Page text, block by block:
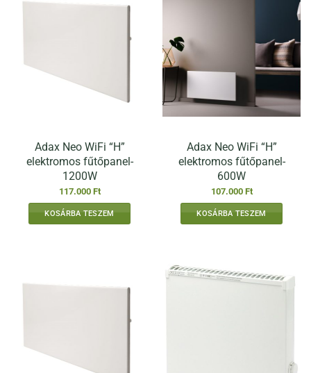
Adax Neo WiFi “H”
elektromos fűtőpanel-
1200W
117.000 Ft
KOSÁRBA TESZEM
Adax Neo WiFi “H”
elektromos fűtőpanel-
600W
107.000 Ft
KOSÁRBA TESZEM